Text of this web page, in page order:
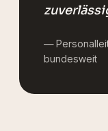
—
bundesweit